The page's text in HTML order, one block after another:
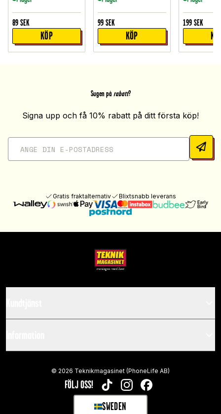
89 SEK
KÖP
99 SEK
KÖP
199 SEK
Sugen på rabatt?
Signa upp och få 10% rabatt på ditt första köp!
Gratis fraktalternativ Blixtsnabb leverans
FÖLJ OSS! TIKTOKINSTAGRAMFACEBOOK
SWEDEN
© 2026 Teknikmagasinet (PhoneLife AB)